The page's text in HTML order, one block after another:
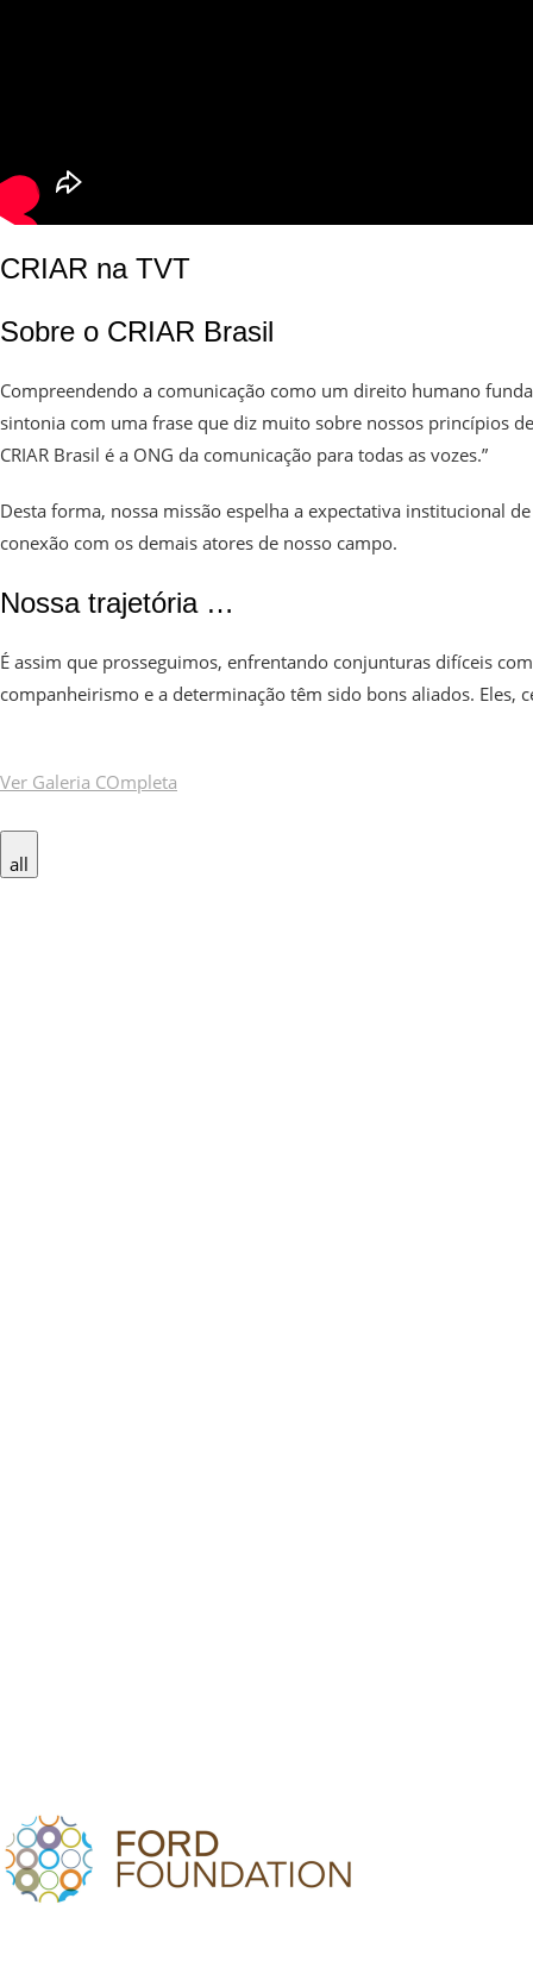
CRIAR na TVT
Sobre o CRIAR Brasil
Compreendendo a comunicação como um direito humano
sintonia com uma frase que diz muito sobre nossos princípios
CRIAR Brasil é a ONG da comunicação para todas as vozes.”
Desta forma, nossa missão espelha a expectativa institucional
conexão com os demais atores de nosso campo.
Nossa trajetória …
É assim que prosseguimos, enfrentando conjunturas difíceis
companheirismo e a determinação têm sido bons aliados. Eles,
Ver Galeria COmpleta
all